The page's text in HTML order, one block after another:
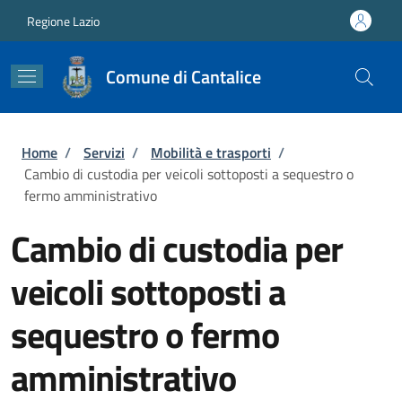
Regione Lazio
Comune di Cantalice
Briciole di pane
Home / Servizi / Mobilità e trasporti /
Cambio di custodia per veicoli sottoposti a sequestro o
fermo amministrativo
Cambio di custodia per
veicoli sottoposti a
sequestro o fermo
amministrativo